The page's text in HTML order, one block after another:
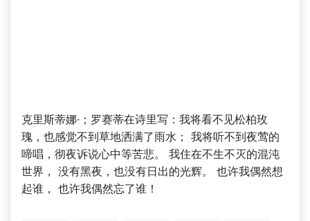
克里斯蒂娜·；罗赛蒂在诗里写：我将看不见松柏玫
瑰，也感觉不到草地洒满了雨水； 我将听不到夜莺的
啼唱，彻夜诉说心中等苦悲。 我住在不生不灭的混沌
世界， 没有黑夜，也没有日出的光辉。 也许我偶然想
起谁， 也许我偶然忘了谁！